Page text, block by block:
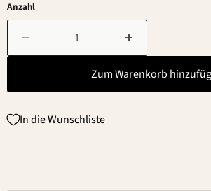
Anzahl
Zum Warenkorb
In die Wunschliste